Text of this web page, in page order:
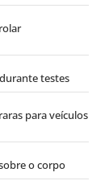
testes
para veículos
o corpo